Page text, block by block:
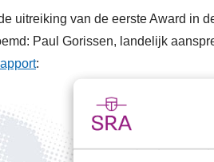
uitreiking van de eerste Award in
Paul Gorissen, landelijk
:
In een wereld
elkaar
verbinding